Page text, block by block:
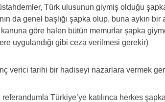
Türk ulusunun giymiş olduğu
da genel başlığı şapka olup, buna aykırı bir
göre halen bütün memurlar şapka
uygulandığı gibi ceza verilmesi gerekir)
verici tarihi bir hadiseyi nazarlara vermek
Türkiye’ye katılınca herkes